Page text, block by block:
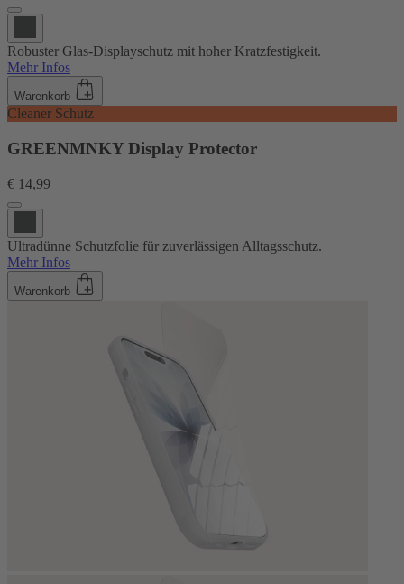
Robuster Glas-Displayschutz mit hoher Kratzfestigkeit.
Mehr Infos
Warenkorb
Cleaner Schutz
GREENMNKY Display Protector
€ 14,99
Ultradünne Schutzfolie für zuverlässigen Alltagsschutz.
Mehr Infos
Warenkorb